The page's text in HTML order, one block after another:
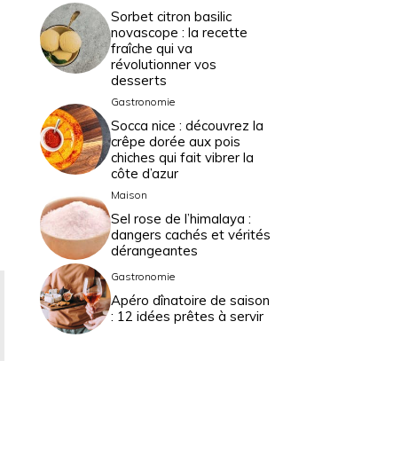
Sorbet citron basilic
novascope : la recette
fraîche qui va
révolutionner vos
desserts
Gastronomie
Socca nice : découvrez la
crêpe dorée aux pois
chiches qui fait vibrer la
côte d’azur
Maison
Sel rose de l’himalaya :
dangers cachés et vérités
dérangeantes
Gastronomie
Apéro dînatoire de saison
: 12 idées prêtes à servir